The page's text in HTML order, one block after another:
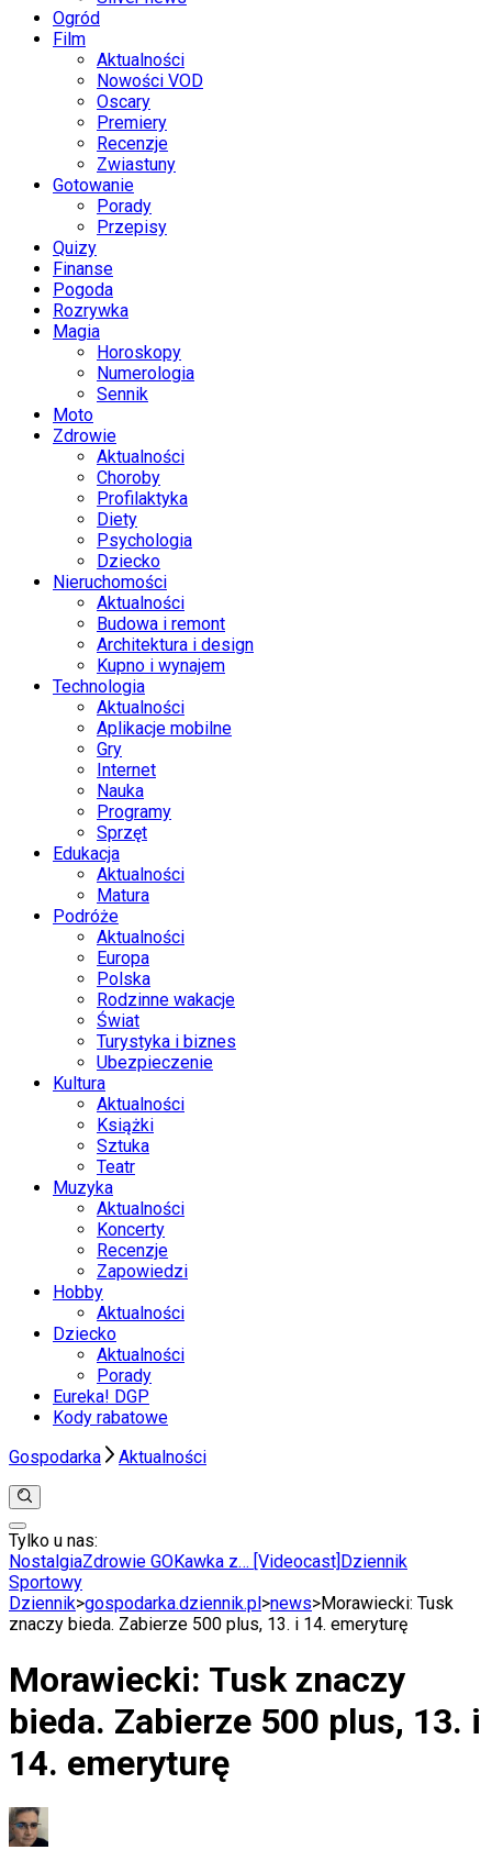
Ogród
Film
Aktualności
Nowości VOD
Oscary
Premiery
Recenzje
Zwiastuny
Gotowanie
Porady
Przepisy
Quizy
Finanse
Pogoda
Rozrywka
Magia
Horoskopy
Numerologia
Sennik
Moto
Zdrowie
Aktualności
Choroby
Profilaktyka
Diety
Psychologia
Dziecko
Nieruchomości
Aktualności
Budowa i remont
Architektura i design
Kupno i wynajem
Technologia
Aktualności
Aplikacje mobilne
Gry
Internet
Nauka
Programy
Sprzęt
Edukacja
Aktualności
Matura
Podróże
Aktualności
Europa
Polska
Rodzinne wakacje
Świat
Turystyka i biznes
Ubezpieczenie
Kultura
Aktualności
Książki
Sztuka
Teatr
Muzyka
Aktualności
Koncerty
Recenzje
Zapowiedzi
Hobby
Aktualności
Dziecko
Aktualności
Porady
Eureka! DGP
Kody rabatowe
Gospodarka
Aktualności
Anuluj
Wiadomości
Świat
Polityka
Ciekawostki
Gospodarka
Aktualności
Emerytury
Praca
Podatki
Tylko u nas:
NostalgiaZdrowie GOKawka z… [Videocast] Dziennik
Sportowy
Dziennik>gospodarka.dziennik.pl >news>Morawiecki: Tusk
znaczy bieda. Zabierze 500 plus, 13. i 14. emeryturę
Morawiecki: Tusk znaczy
bieda. Zabierze 500 plus, 13. i
14. emeryturę